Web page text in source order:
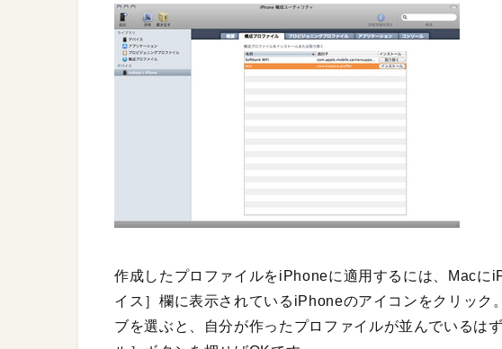
作成したプロファイルをiPhoneに適用するには、Macに
イス］欄に表示されているiPhoneのアイコンをクリック
ブを選ぶと、自分が作ったプロファイルが並んでいるは